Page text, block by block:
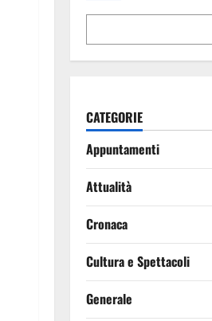
CATEGORIE
Appuntamenti
Attualità
Cronaca
Cultura e Spettacoli
Generale